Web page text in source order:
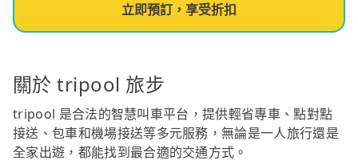
立即預訂，享受折扣
關於 tripool 旅步
tripool 是合法的智慧叫車平台，提供輕省專車、點對點
接送、包車和機場接送等多元服務，無論是一人旅行還是
全家出遊，都能找到最合適的交通方式。